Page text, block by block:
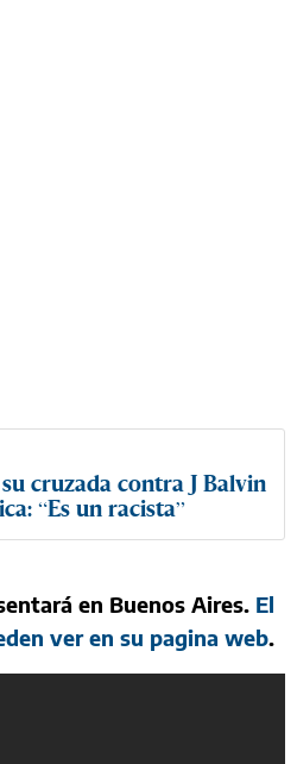
cruzada contra J Balvin
“Es un racista”
en Buenos Aires. El
ver en su pagina web.